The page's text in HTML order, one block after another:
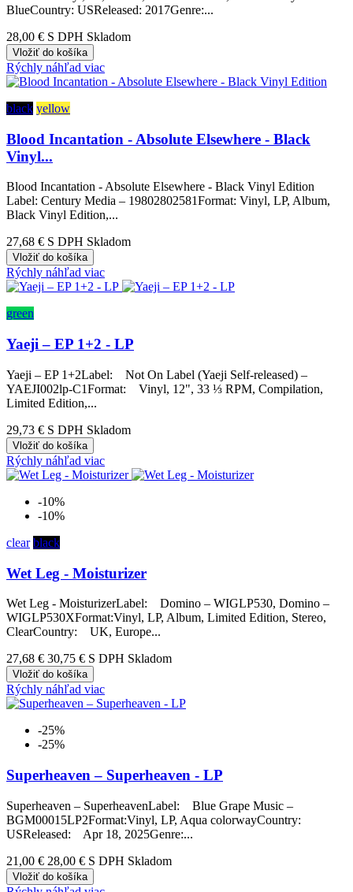
BlueCountry: USReleased: 2017Genre:...
28,00 € S DPH Skladom
Vložiť do košíka
Rýchly náhľad viac
black yellow
Blood Incantation - Absolute Elsewhere - Black
Vinyl...
Blood Incantation - Absolute Elsewhere - Black Vinyl Edition
Label: Century Media – 19802802581Format: Vinyl, LP, Album,
Black Vinyl Edition,...
27,68 € S DPH Skladom
Vložiť do košíka
Rýchly náhľad viac
green
Yaeji – EP 1​+​2 - LP
Yaeji – EP 1​+​2Label: Not On Label (Yaeji Self-released) –
YAEJI002lp-C1Format: Vinyl, 12", 33 ⅓ RPM, Compilation,
Limited Edition,...
29,73 € S DPH Skladom
Vložiť do košíka
Rýchly náhľad viac
-10%
-10%
clear black
Wet Leg - Moisturizer
Wet Leg - MoisturizerLabel: Domino – WIGLP530, Domino –
WIGLP530XFormat:Vinyl, LP, Album, Limited Edition, Stereo,
ClearCountry: UK, Europe...
27,68 € 30,75 € S DPH Skladom
Vložiť do košíka
Rýchly náhľad viac
-25%
-25%
Superheaven – Superheaven - LP
Superheaven – SuperheavenLabel: Blue Grape Music –
BGM00015LP2Format:Vinyl, LP, Aqua colorwayCountry:
USReleased: Apr 18, 2025Genre:...
21,00 € 28,00 € S DPH Skladom
Vložiť do košíka